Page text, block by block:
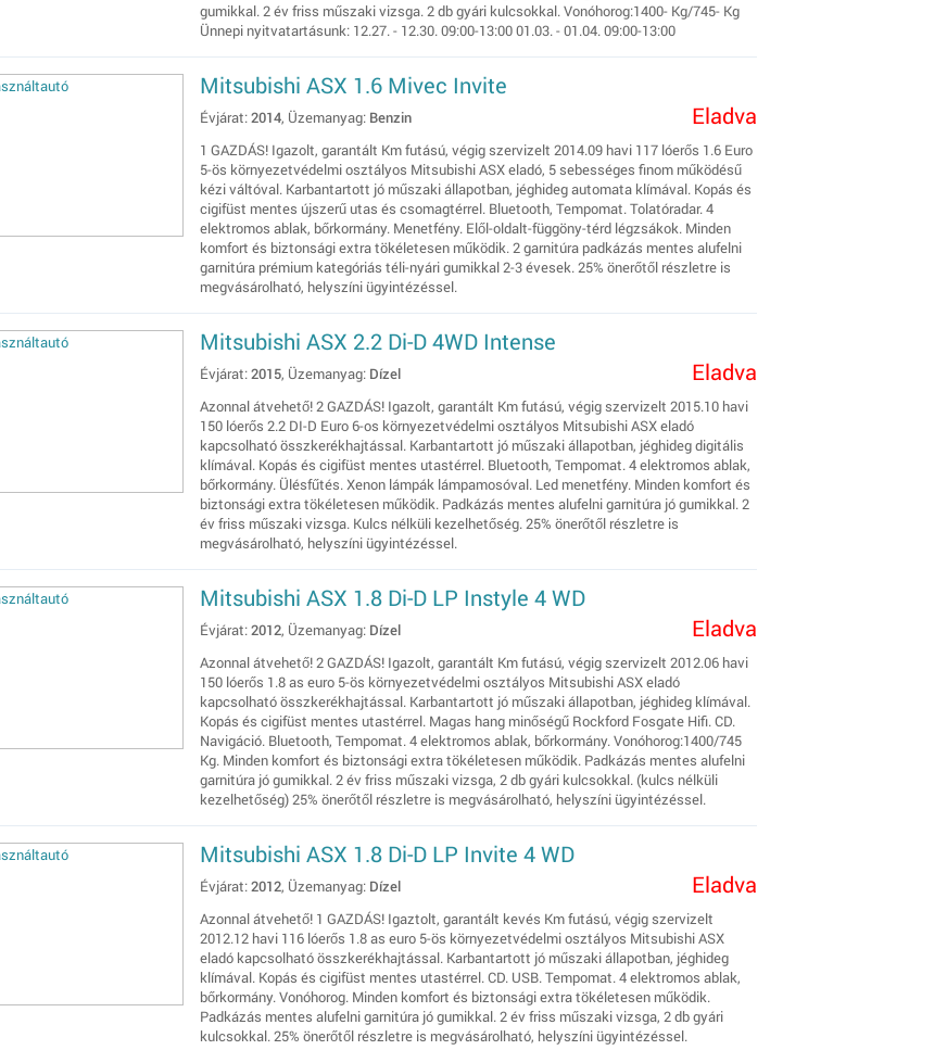
gumikkal. 2 év friss műszaki vizsga. 2 db gyári kulcsokkal. Vonóhorog:1400- Kg/745- Kg
Ünnepi nyitvatartásunk: 12.27. - 12.30. 09:00-13:00 01.03. - 01.04. 09:00-13:00
Mitsubishi ASX 1.6 Mivec Invite
Eladva
Évjárat:2014, Üzemanyag: Benzin
1 GAZDÁS! Igazolt, garantált Km futású, végig szervizelt 2014.09 havi 117 lóerős 1.6 Euro
5-ös környezetvédelmi osztályos Mitsubishi ASX eladó, 5 sebességes finom működésű
kézi váltóval. Karbantartott jó műszaki állapotban, jéghideg automata klímával. Kopás és
cigifüst mentes újszerű utas és csomagtérrel. Bluetooth, Tempomat. Tolatóradar. 4
elektromos ablak, bőrkormány. Menetfény. Elől-oldalt-függöny-térd légzsákok. Minden
komfort és biztonsági extra tökéletesen működik. 2 garnitúra padkázás mentes alufelni
garnitúra prémium kategóriás téli-nyári gumikkal 2-3 évesek. 25% önerőtől részletre is
megvásárolható, helyszíni ügyintézéssel.
Mitsubishi ASX 2.2 Di-D 4WD Intense
Eladva
Évjárat:2015, Üzemanyag: Dízel
Azonnal átvehető! 2 GAZDÁS! Igazolt, garantált Km futású, végig szervizelt 2015.10 havi
150 lóerős 2.2 DI-D Euro 6-os környezetvédelmi osztályos Mitsubishi ASX eladó
kapcsolható összkerékhajtással. Karbantartott jó műszaki állapotban, jéghideg digitális
klímával. Kopás és cigifüst mentes utastérrel. Bluetooth, Tempomat. 4 elektromos ablak,
bőrkormány. Ülésfűtés. Xenon lámpák lámpamosóval. Led menetfény. Minden komfort és
biztonsági extra tökéletesen működik. Padkázás mentes alufelni garnitúra jó gumikkal. 2
év friss műszaki vizsga. Kulcs nélküli kezelhetőség. 25% önerőtől részletre is
megvásárolható, helyszíni ügyintézéssel.
Mitsubishi ASX 1.8 Di-D LP Instyle 4 WD
Eladva
Évjárat:2012, Üzemanyag: Dízel
Azonnal átvehető! 2 GAZDÁS! Igazolt, garantált Km futású, végig szervizelt 2012.06 havi
150 lóerős 1.8 as euro 5-ös környezetvédelmi osztályos Mitsubishi ASX eladó
kapcsolható összkerékhajtással. Karbantartott jó műszaki állapotban, jéghideg klímával.
Kopás és cigifüst mentes utastérrel. Magas hang minőségű Rockford Fosgate Hifi. CD.
Navigáció. Bluetooth, Tempomat. 4 elektromos ablak, bőrkormány. Vonóhorog:1400/745
Kg. Minden komfort és biztonsági extra tökéletesen működik. Padkázás mentes alufelni
garnitúra jó gumikkal. 2 év friss műszaki vizsga, 2 db gyári kulcsokkal. (kulcs nélküli
kezelhetőség) 25% önerőtől részletre is megvásárolható, helyszíni ügyintézéssel.
Mitsubishi ASX 1.8 Di-D LP Invite 4 WD
Eladva
Évjárat:2012, Üzemanyag: Dízel
Azonnal átvehető! 1 GAZDÁS! Igaztolt, garantált kevés Km futású, végig szervizelt
2012.12 havi 116 lóerős 1.8 as euro 5-ös környezetvédelmi osztályos Mitsubishi ASX
eladó kapcsolható összkerékhajtással. Karbantartott jó műszaki állapotban, jéghideg
klímával. Kopás és cigifüst mentes utastérrel. CD. USB. Tempomat. 4 elektromos ablak,
bőrkormány. Vonóhorog. Minden komfort és biztonsági extra tökéletesen működik.
Padkázás mentes alufelni garnitúra jó gumikkal. 2 év friss műszaki vizsga, 2 db gyári
kulcsokkal. 25% önerőtől részletre is megvásárolható, helyszíni ügyintézéssel.